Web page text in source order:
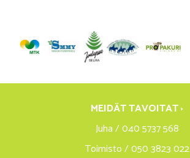
MEIDÄT TAVOITAT ›
Juha / 040 5737 568
Toimisto / 050 3823 022